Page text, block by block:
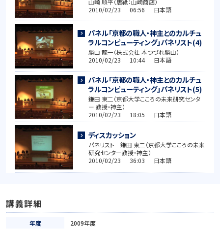
2010/02/23 06:56 日本語
パネル「京都の職人・神主とのカルチュ
ラルコンピューティング」パネリスト(4)
勝山 龍一（株式会社 本つづれ勝山）
2010/02/23 10:44 日本語
パネル「京都の職人・神主とのカルチュ
ラルコンピューティング」パネリスト(5)
鎌田 東二（京都大学こころの未来研究センタ
ー 教授・神主）
2010/02/23 18:05 日本語
ディスカッション
パネリスト 鎌田 東二（京都大学こころの未来
研究センター教授・神主）
2010/02/23 36:03 日本語
講義詳細
年度 2009年度